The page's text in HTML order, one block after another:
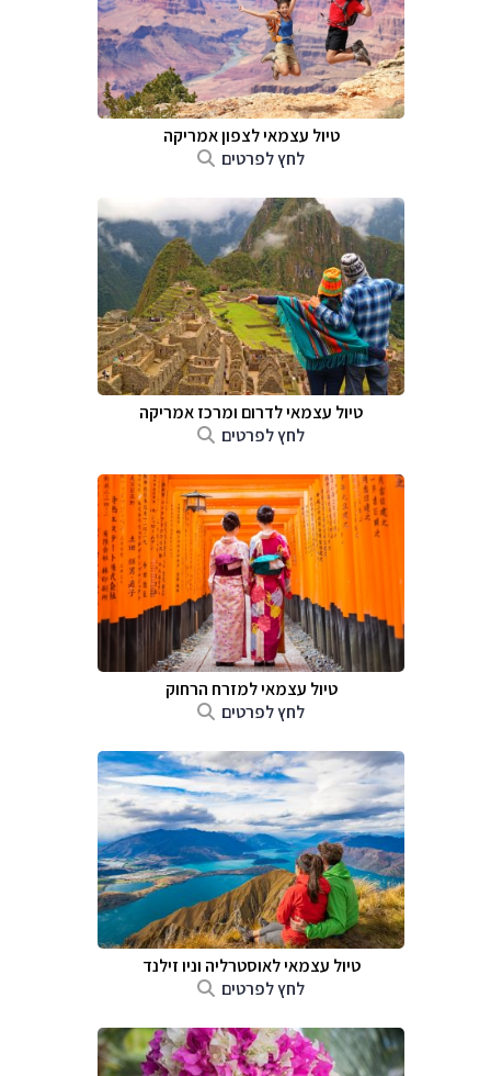
טיול עצמאי לצפון אמריקה
לחץ לפרטים
טיול עצמאי לדרום ומרכז אמריקה
לחץ לפרטים
טיול עצמאי למזרח הרחוק
לחץ לפרטים
טיול עצמאי לאוסטרליה וניו זילנד
לחץ לפרטים